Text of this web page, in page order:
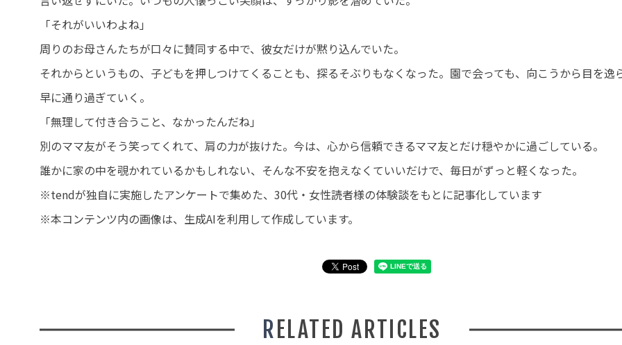
「それがいいわよね」
周りのお母さんたちが口々に賛同する中で、彼女だけが黙り込んでいた。
それからというもの、子どもを押しつけてくることも、探るそぶりもなくなった。園で会っても、向こうから目を逸
早に通り過ぎていく。
「無理して付き合うこと、なかったんだね」
別のママ友がそう笑ってくれて、肩の力が抜けた。今は、心から信頼できるママ友とだけ穏やかに過ごしている。
誰かに家の中を覗かれているかもしれない、そんな不安を抱えなくていいだけで、毎日がずっと軽くなった。
※tendが独自に実施したアンケートで集めた、30代・女性読者様の体験談をもとに記事化しています
※本コンテンツ内の画像は、生成AIを利用して作成しています。
RELATED ARTICLES